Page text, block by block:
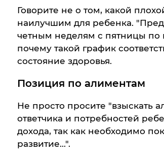
Говорите не о том, какой
наилучшим для ребенка.
четным неделям с пятницы по
почему такой график
состояние здоровья.
Позиция по алиментам
Не просто просите "взыскать
ответчика и потребностей
дохода, так как необходимо
развитие...".